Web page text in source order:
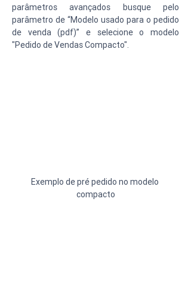
parâmetros avançados busque pelo
parâmetro de “Modelo usado para o pedido
de venda (pdf)” e selecione o modelo
"Pedido de Vendas Compacto".
Exemplo de pré pedido no modelo
compacto